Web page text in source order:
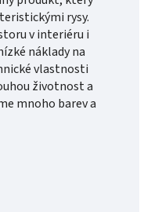
rysy.
v interiéru i
náklady na
vlastnosti
životnost a
mnoho barev a